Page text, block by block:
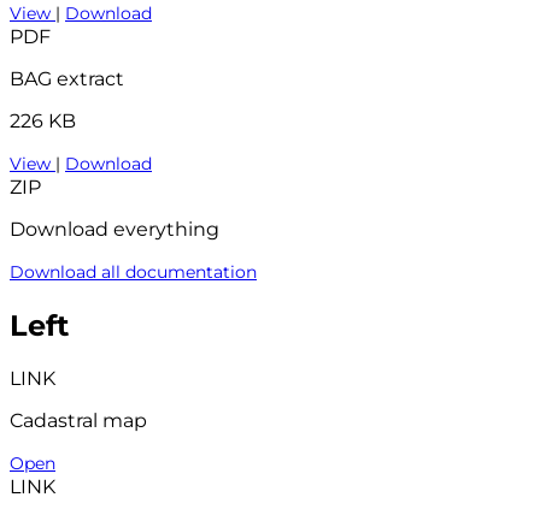
View | Download
PDF
BAG extract
226 KB
View | Download
ZIP
Download everything
Download all documentation
Left
LINK
Cadastral map
Open
LINK